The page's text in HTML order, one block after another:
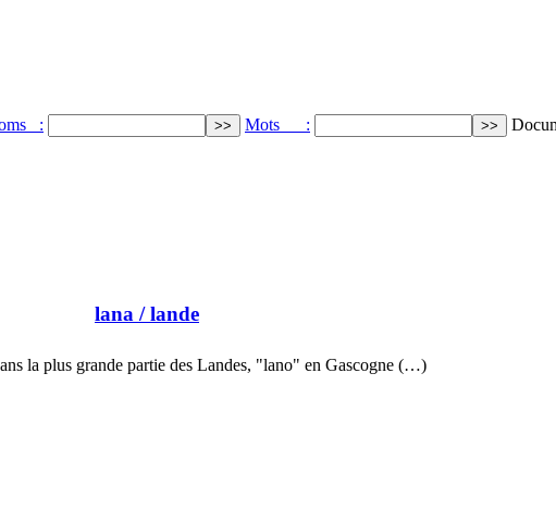
: Mots :
lana / lande
la plus grande partie des Landes, "lano" en Gascogne (…)